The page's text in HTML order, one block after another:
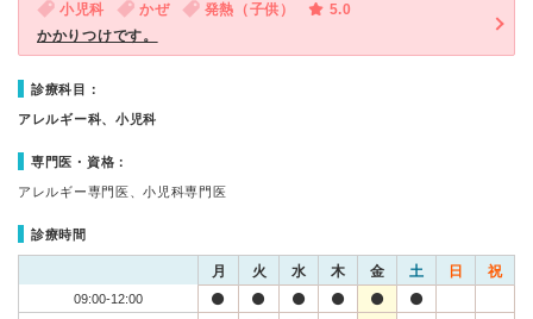
小児科 かぜ 発熱（子供）
5.0
かかりつけです。
診療科目：
アレルギー科、小児科
専門医・資格：
アレルギー専門医、小児科専門医
診療時間
月 火 水 木 金 土 日 祝
09:00-12:00